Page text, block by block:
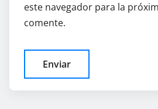
este navegador para la
comente.